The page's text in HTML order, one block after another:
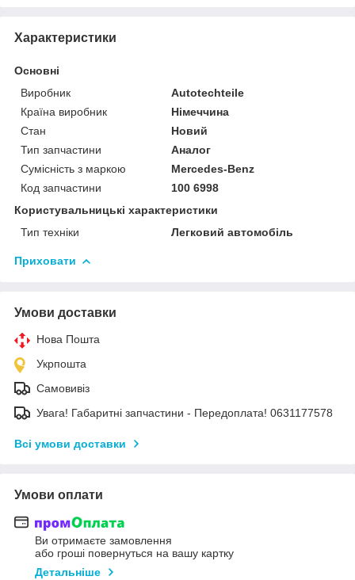
Характеристики
Основні
Виробник
Autotechteile
Країна виробник
Німеччина
Стан
Новий
Тип запчастини
Аналог
Сумісність з маркою
Mercedes-Benz
Код запчастини
100 6998
Користувальницькі характеристики
Тип техніки
Легковий автомобіль
Приховати
Умови доставки
Нова Пошта
Укрпошта
Самовивіз
Увага! Габаритні запчастини - Передоплата! 0631177578
Всі умови доставки
Умови оплати
Ви отримаєте замовлення
або гроші повернуться на вашу картку
Детальніше